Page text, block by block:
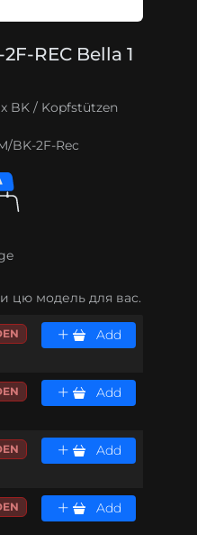
REC Bella 1
BK / Kopfstützen
BK-2F-Rec
цю модель для вас.
Add
Add
Add
Add